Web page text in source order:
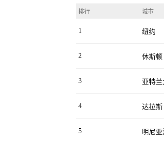
排行 城市
1 纽约
2 休斯顿
3 亚特兰
4 达拉斯
5 明尼